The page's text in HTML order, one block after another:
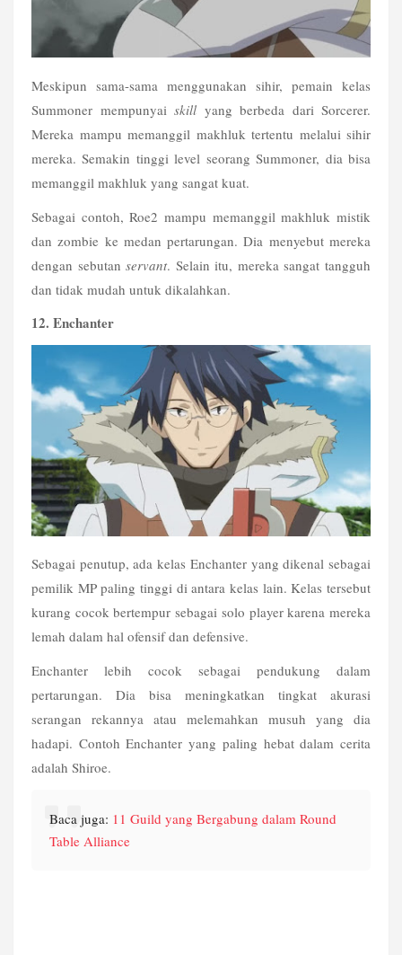
Meskipun sama-sama menggunakan sihir, pemain kelas
Summoner mempunyai skill yang berbeda dari Sorcerer.
Mereka mampu memanggil makhluk tertentu melalui sihir
mereka. Semakin tinggi level seorang Summoner, dia bisa
memanggil makhluk yang sangat kuat.
Sebagai contoh, Roe2 mampu memanggil makhluk mistik
dan zombie ke medan pertarungan. Dia menyebut mereka
dengan sebutan servant. Selain itu, mereka sangat tangguh
dan tidak mudah untuk dikalahkan.
12. Enchanter
Sebagai penutup, ada kelas Enchanter yang dikenal sebagai
pemilik MP paling tinggi di antara kelas lain. Kelas tersebut
kurang cocok bertempur sebagai solo player karena mereka
lemah dalam hal ofensif dan defensive.
Enchanter lebih cocok sebagai pendukung dalam
pertarungan. Dia bisa meningkatkan tingkat akurasi
serangan rekannya atau melemahkan musuh yang dia
hadapi. Contoh Enchanter yang paling hebat dalam cerita
adalah Shiroe.
Baca juga: 11 Guild yang Bergabung dalam Round
Table Alliance